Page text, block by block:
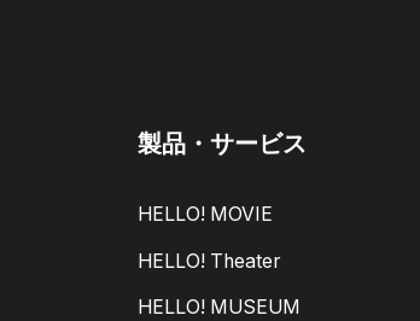
製品・サービス
HELLO! MOVIE
HELLO! Theater
HELLO! MUSEUM